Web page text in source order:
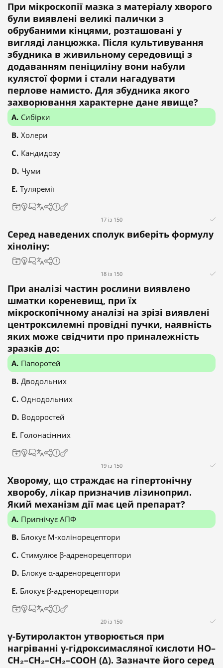
При мікроскопії мазка з матеріалу хворого
були виявлені великі палички з
обрубаними кінцями, розташовані у
вигляді ланцюжка. Після культивування
збудника в живильному середовищі з
додаванням пеніциліну вони набули
кулястої форми і стали нагадувати
перлове намисто. Для збудника якого
захворювання характерне дане явище?
Сибірки
Холери
Кандидозу
Чуми
Туляремії
17 із 150
Серед наведених сполук виберіть формулу
хіноліну:
18 із 150
При аналізі частин рослини виявлено
шматки кореневищ, при їх
мікроскопічному аналізі на зрізі виявлені
центроксилемні провідні пучки, наявність
яких може свідчити про приналежність
зразків до:
Папоротей
Дводольних
Однодольних
Водоростей
Голонасінних
19 із 150
Хворому, що страждає на гіпертонічну
хворобу, лікар призначив лізиноприл.
Який механізм дії має цей препарат?
Пригнічує АПФ
Блокує М-холінорецептори
Стимулює β-адренорецептори
Блокує α-адренорецептори
Блокує β-адренорецептори
20 із 150
γ-Бутиролактон утворюється при
нагріванні γ-гідроксимасляної кислоти HO–
CH₂–CH₂–CH₂–COOH (Δ). Зазначте його серед